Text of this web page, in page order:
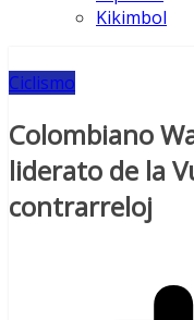
Kikimbol
Ciclismo
Colombiano
liderato de la
contrarreloj